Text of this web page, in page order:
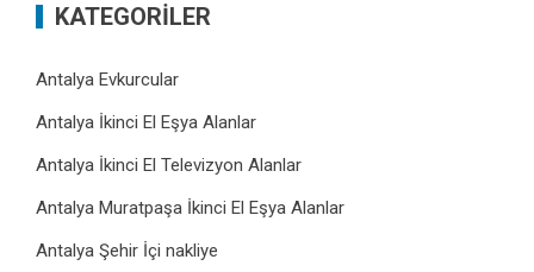
KATEGORILER
Antalya Evkurcular
Antalya İkinci El Eşya Alanlar
Antalya İkinci El Televizyon Alanlar
Antalya Muratpaşa İkinci El Eşya Alanlar
Antalya Şehir İçi nakliye